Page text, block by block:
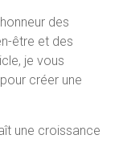
des
être et des
je vous
créer une
une croissance